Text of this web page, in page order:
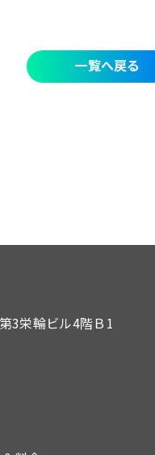
一覧へ戻る
第3栄輪ビル4階Ｂ1